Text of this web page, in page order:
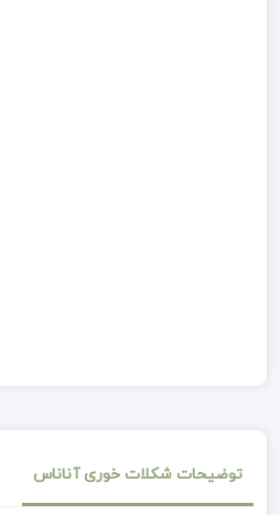
توضیحات شکلات خوری آناناس